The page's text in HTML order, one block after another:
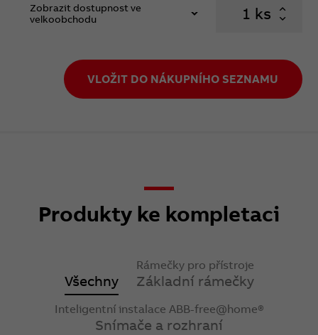
Zobrazit dostupnost ve
velkoobchodu
ks
VLOŽIT DO NÁKUPNÍHO SEZNAMU
Produkty ke kompletaci
Všechny
Rámečky pro přístroje
Základní rámečky
Inteligentní instalace ABB-free@home®
Snímače a rozhraní